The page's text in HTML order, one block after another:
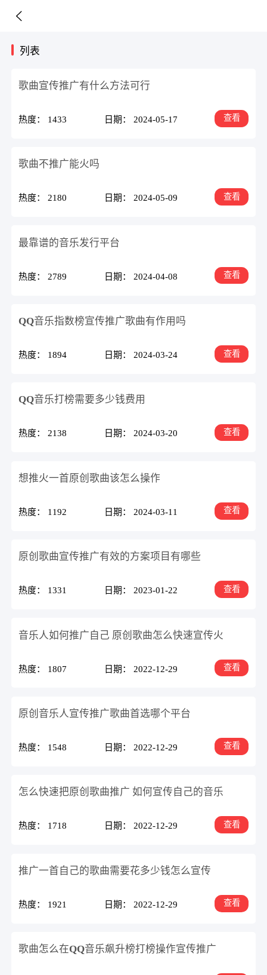
列表
歌曲宣传推广有什么方法可行
热度： 1433 日期： 2024-05-17 查看
歌曲不推广能火吗
热度： 2180 日期： 2024-05-09 查看
最靠谱的音乐发行平台
热度： 2789 日期： 2024-04-08 查看
QQ音乐指数榜宣传推广歌曲有作用吗
热度： 1894 日期： 2024-03-24 查看
QQ音乐打榜需要多少钱费用
热度： 2138 日期： 2024-03-20 查看
想推火一首原创歌曲该怎么操作
热度： 1192 日期： 2024-03-11 查看
原创歌曲宣传推广有效的方案项目有哪些
热度： 1331 日期： 2023-01-22 查看
音乐人如何推广自己 原创歌曲怎么快速宣传火
热度： 1807 日期： 2022-12-29 查看
原创音乐人宣传推广歌曲首选哪个平台
热度： 1548 日期： 2022-12-29 查看
怎么快速把原创歌曲推广 如何宣传自己的音乐
热度： 1718 日期： 2022-12-29 查看
推广一首自己的歌曲需要花多少钱怎么宣传
热度： 1921 日期： 2022-12-29 查看
歌曲怎么在QQ音乐飙升榜打榜操作宣传推广